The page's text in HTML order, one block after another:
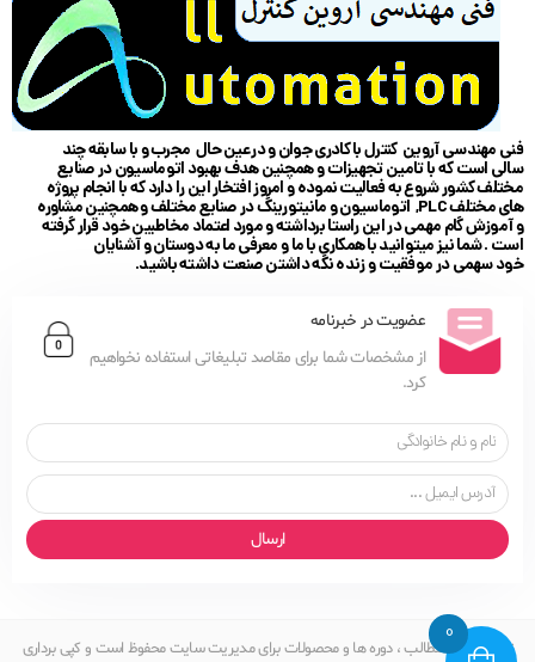
فنی مهندسی آروین کنترل با کادری جوان و در عین حال مجرب و با سابقه چند
سالی است که با تامین تجهیزات و همچنین هدف بهبود اتوماسیون در صنایع
مختلف کشور شروع به فعالیت نموده و امروز افتخار این را دارد که با انجام پروژه
های مختلف PLC, اتوماسیون و مانیتورینگ در صنایع مختلف و همچنین مشاوره
و آموزش گام مهمی در این راستا برداشته و مورد اعتماد مخاطبین خود قرار گرفته
است . شما نیز میتوانید با همکاری با ما و معرفی ما به دوستان و آشنایان
خود سهمی در موفقیت و زنده نگه داشتن صنعت داشته باشید.
عضویت در خبرنامه
از مشخصات شما برای مقاصد تبلیغاتی استفاده نخواهیم
کرد.
ارسال
تمامی حقوق مطالب ، دوره ها و محصولات برای مدیریت سایت محفوظ است و کپی برداری
0